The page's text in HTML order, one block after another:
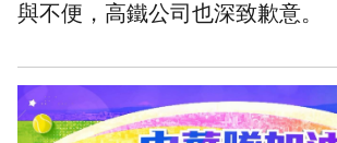
與不便，高鐵公司也深致歉意。